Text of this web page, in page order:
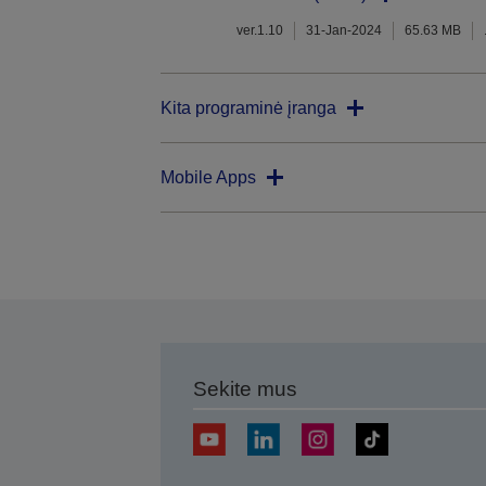
ver.1.10 31-Jan-2024 65.63 MB
Kita programinė įranga
Mobile Apps
Sekite mus